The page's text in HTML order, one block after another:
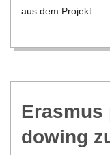
aus dem Pro­jekt
dowing